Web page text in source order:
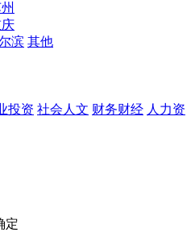
滨 其他
投资 社会人文 财务财经 人力资
定